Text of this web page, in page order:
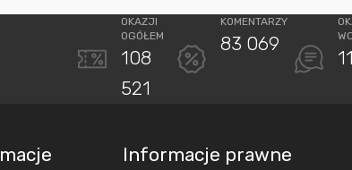
OKAZJI
OGÓŁEM
108
521
KOMENTARZY
83 069
Informacje prawne